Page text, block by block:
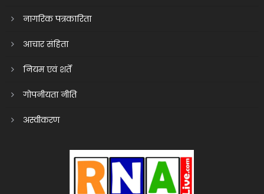
नागरिक पत्रकारिता
आचार संहिता
नियम एवं शर्तें
गोपनीयता नीति
अस्वीकरण